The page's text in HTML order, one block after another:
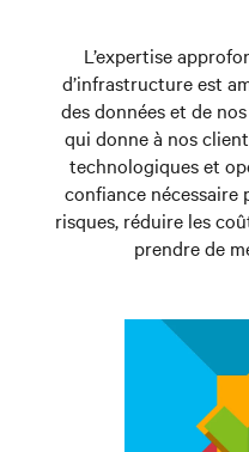
L’expertise
d’infrastructure est
des données et de
qui donne à nos
technologiques et
confiance nécessaire
risques, réduire les
prendre de